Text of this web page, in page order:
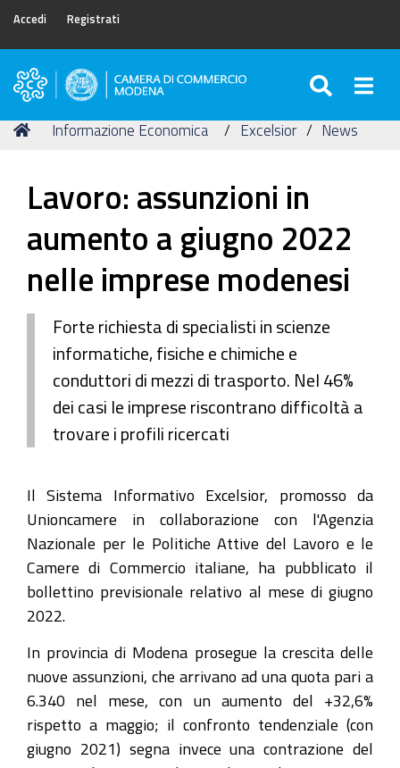
Accedi Registrati
Camera
Commercio
Tu
Home
Informazione Economica Excelsior News
Lavoro: assunzioni in
aumento a giugno 2022
nelle imprese modenesi
Forte richiesta di specialisti in scienze
informatiche, fisiche e chimiche e
conduttori di mezzi di trasporto. Nel 46%
dei casi le imprese riscontrano difficoltà a
trovare i profili ricercati
Il Sistema Informativo Excelsior, promosso da
Unioncamere in collaborazione con l'Agenzia
Nazionale per le Politiche Attive del Lavoro e le
Camere di Commercio italiane, ha pubblicato il
bollettino previsionale relativo al mese di giugno
2022.
In provincia di Modena prosegue la crescita delle
nuove assunzioni, che arrivano ad una quota pari a
6.340 nel mese, con un aumento del +32,6%
rispetto a maggio; il confronto tendenziale (con
giugno 2021) segna invece una contrazione del